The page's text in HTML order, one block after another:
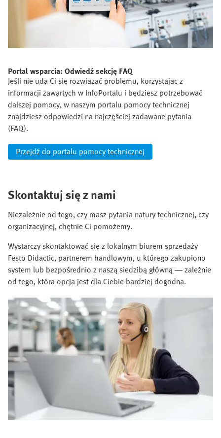
Portal wsparcia: Odwiedź sekcję FAQ
Jeśli nie uda Ci się rozwiązać problemu, korzystając z
informacji zawartych w InfoPortalu i będziesz potrzebować
dalszej pomocy, w naszym portalu pomocy technicznej
znajdziesz odpowiedzi na najczęściej zadawane pytania
(FAQ).
Przejdź do portalu pomocy technicznej
Skontaktuj się z nami
Niezależnie od tego, czy masz pytania natury technicznej, czy
organizacyjnej, chętnie Ci pomożemy.
Wystarczy skontaktować się z lokalnym biurem sprzedaży
Festo Didactic, partnerem handlowym, u którego zakupiono
system lub bezpośrednio z naszą siedzibą główną — zależnie
od tego, która opcja jest dla Ciebie bardziej dogodna.